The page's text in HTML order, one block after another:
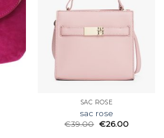
SAC ROSE
sac rose
€39.00 €26.00